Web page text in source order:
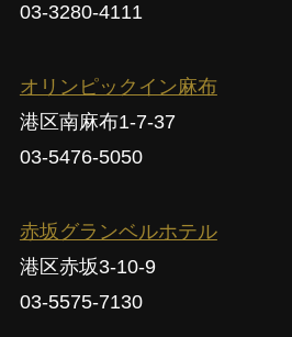
03-3280-4111
オリンピックイン麻布
港区南麻布1-7-37
03-5476-5050
赤坂グランベルホテル
港区赤坂3-10-9
03-5575-7130